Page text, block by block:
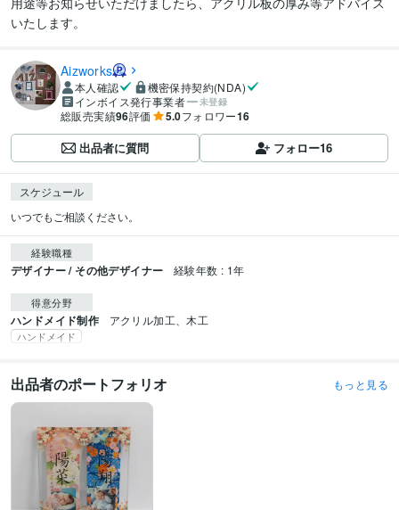
いたします。
Aizworks
本人確認
機密保持契約(NDA)
インボイス発行事業者
未登録
総販売実績96評価 5.0フォロワー16
出品者に質問 フォロー16
スケジュール
いつでもご相談ください。
経験職種
デザイナー / その他デザイナー 経験年数 : 1年
得意分野
ハンドメイド制作 アクリル加工、木工
ハンドメイド
出品者のポートフォリオ もっと見る